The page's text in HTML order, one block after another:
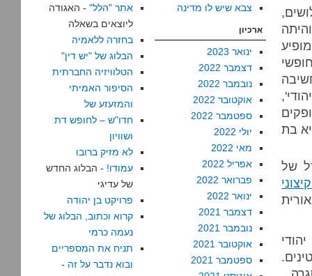
בת
של
צבא שיש לו מדינה
ארכיון
ינואר 2023
דצמבר 2022
נובמבר 2022
אוקטובר 2022
ספטמבר 2022
יולי 2022
מאי 2022
אפריל 2022
פברואר 2022
ינואר 2022
דצמבר 2021
נובמבר 2021
אוקטובר 2021
ספטמבר 2021
אתר "הלל" - האגודה
ליוצאים בשאלה
בחזרה ללאמיה
הבלוג של "יש דין"
הטלוויזיה החברתית
הסיפור האמיתי
והמזעזע של
חדו"ש – לחופש דת
ושוויון
לא מזיק ברובו
עמודו! - הבלוג החדש
של עדיגי
פרויקט בן יהודה
קרוא וכתוב, הבלוג של
נעמה כרמי
תניח את המספריים
ובוא נדבר על זה -